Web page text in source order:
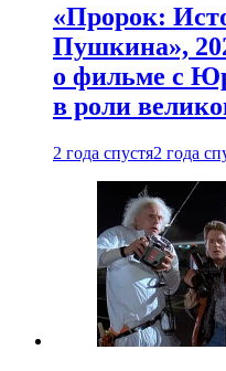
«Пророк:
Пушкина»,
о фильме с
в роли
2 года спустя2 года